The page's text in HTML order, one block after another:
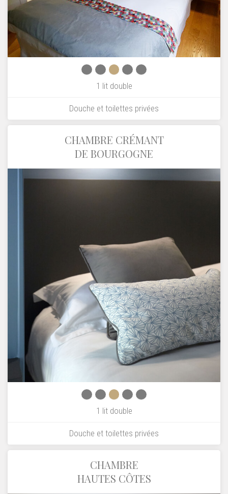
1 lit double
Douche et toilettes privées
CHAMBRE CRÉMANT
DE BOURGOGNE
1 lit double
Douche et toilettes privées
CHAMBRE
HAUTES CÔTES